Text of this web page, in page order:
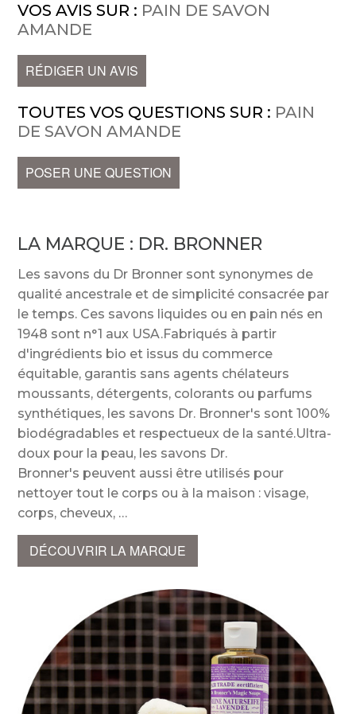
VOS AVIS SUR : PAIN DE SAVON
AMANDE
RÉDIGER UN AVIS
TOUTES VOS QUESTIONS SUR : PAIN
DE SAVON AMANDE
POSER UNE QUESTION
LA MARQUE : DR. BRONNER
Les savons du Dr Bronner sont synonymes de
qualité ancestrale et de simplicité consacrée par
le temps. Ces savons liquides ou en pain nés en
1948 sont n°1 aux USA.Fabriqués à partir
d'ingrédients bio et issus du commerce
équitable, garantis sans agents chélateurs
moussants, détergents, colorants ou parfums
synthétiques, les savons Dr. Bronner's sont 100%
biodégradables et respectueux de la santé.Ultra-
doux pour la peau, les savons Dr.
Bronner's peuvent aussi être utilisés pour
nettoyer tout le corps ou à la maison : visage,
corps, cheveux,
DÉCOUVRIR LA MARQUE